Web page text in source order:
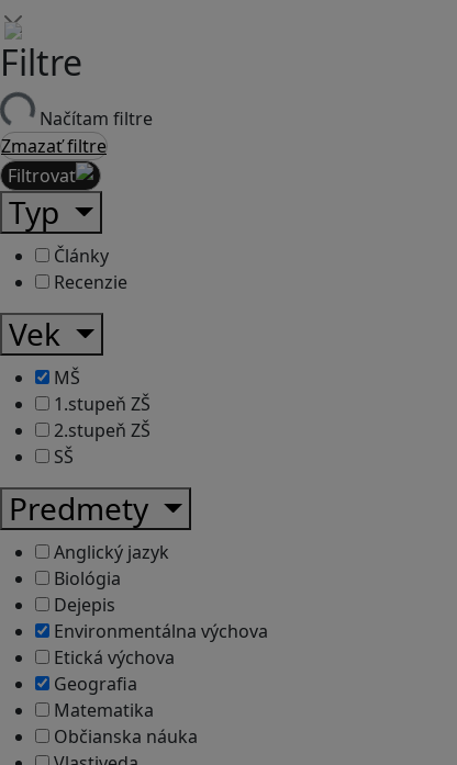
Filtre
Načítam filtre
Zmazať filtre
Filtrovať
Typ
Články
Recenzie
Vek
MŠ
1.stupeň ZŠ
2.stupeň ZŠ
SŠ
Predmety
Anglický jazyk
Biológia
Dejepis
Environmentálna výchova
Etická výchova
Geografia
Matematika
Občianska náuka